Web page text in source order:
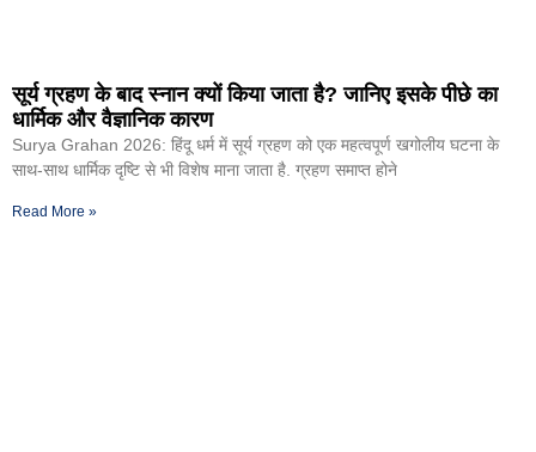
सूर्य ग्रहण के बाद स्नान क्यों किया जाता है? जानिए इसके पीछे का
धार्मिक और वैज्ञानिक कारण
Surya Grahan 2026: हिंदू धर्म में सूर्य ग्रहण को एक महत्वपूर्ण खगोलीय घटना के
साथ-साथ धार्मिक दृष्टि से भी विशेष माना जाता है. ग्रहण समाप्त होने
Read More »